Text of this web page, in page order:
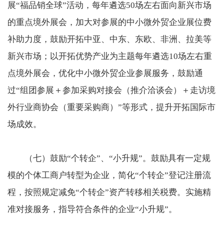
展“福品销全球”活动，每年遴选50场左右面向新兴市场
的重点境外展会，加大对参展的中小微外贸企业展位费
补助力度，鼓励开拓中亚、中东、东欧、非洲、拉美等
新兴市场；以开拓优势产业为主题每年遴选10场左右重
点境外展会，优化中小微外贸企业参展服务，鼓励通
过“组团参展＋参加采购对接会（推介洽谈会）＋走访境
外行业商协会（重要采购商）”等形式，提升开拓国际市
场成效。
（七）鼓励“个转企”、“小升规”。鼓励具有一定规
模的个体工商户转型为企业，简化“个转企”登记注册流
程，按照规定减免“个转企”资产转移相关税费。实施精
准对接服务，指导符合条件的企业“小升规”。